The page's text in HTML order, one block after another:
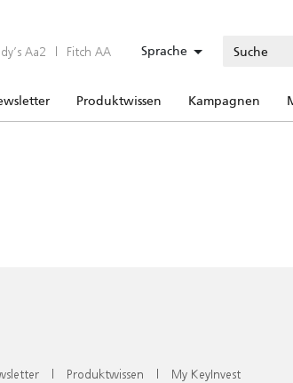
Aa2 | Fitch AA Sprache
Produktwissen Kampagnen
| Produktwissen | My KeyInvest